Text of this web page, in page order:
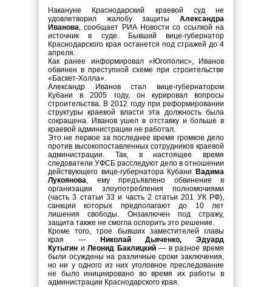
Накануне Краснодарский краевой суд не
удовлетворил жалобу защиты Александра
Иванова, сообщает РИА Новости со ссылкой на
источник в суде. Бывший вице-губернатор
Краснодарского края останется под стражей до 4
апреля.
Как ранее информировал «Югополис», Иванов
обвинен в преступной схеме при строительстве
«Баскет-Холла».
Александр Иванов стал вице-губернатором
Кубани в 2005 году, он курировал вопросы
строительства. В 2012 году при реформировании
структуры краевой власти эта должность была
сокращена. Иванов ушел в отставку и больше в
краевой администрации не работал.
Это не первое за последнее время громкое дело
против высокопоставленных сотрудников краевой
администрации. Так, в настоящее время
следователи УФСБ расследуют дело в отношении
действующего вице-губернатора Кубани
Вадима
Лукоянова, ему предъявлено обвинение в
организации злоупотребления полномочиями
(часть 3 статьи 33 и часть 2 статьи 201 УК РФ),
санкции которых предполагают до 10 лет
лишения свободы. Онзаключен под стражу,
защита также не смогла оспорить это решение.
Кроме того, трое бывших заместителей главы
края —
Николай Дьяченко, Эдуард
Кутыгин иЛеонид Баклицкий— в разное время
были осуждены на различные сроки заключения,
но ни у одного из них уголовное преследование
не было инициировано во время их работы в
администрации Краснодарского края.